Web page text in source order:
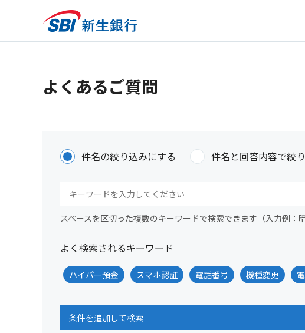
よくあるご質問
件名の絞り込みにする 件名と回答内容で絞
スペースを区切った複数のキーワードで検索できます（入力例：
よく検索されるキーワード
ハイパー預金 スマホ認証 電話番号 機種変更
条件を追加して検索